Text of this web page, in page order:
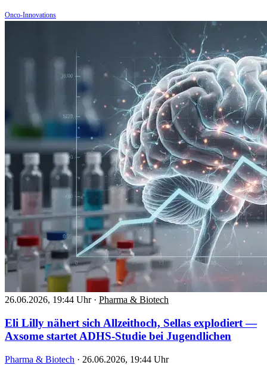
Onco-Innovations
26.06.2026, 19:44 Uhr · Pharma & Biotech
Eli Lilly nähert sich Allzeithoch, Sellas explodiert —
Axsome startet ADHS-Studie bei Jugendlichen
Pharma & Biotech · 26.06.2026, 19:44 Uhr